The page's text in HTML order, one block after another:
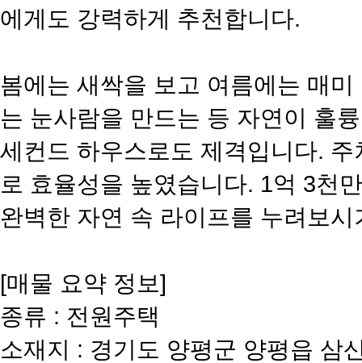
에게도 강력하게 추천합니다.
봄에는 새싹을 보고 여름에는 매
는 눈사람을 만드는 등 자연이 훌
세컨드 하우스로도 제격입니다.
로 효율성을 높였습니다. 1억 3천
완벽한 자연 속 라이프를 누려보
​[매물 요약 정보]
종류 : 전원주택
소재지 : 경기도 양평군 양평읍 삼